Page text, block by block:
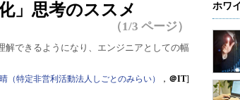
Database Expert
Master of IP Network
」思考のススメ
（1/3 ページ）
できるようになり、エンジニアとしての幅
（特定非営利活動法人しごとのみらい） ， ＠IT]
ホワ